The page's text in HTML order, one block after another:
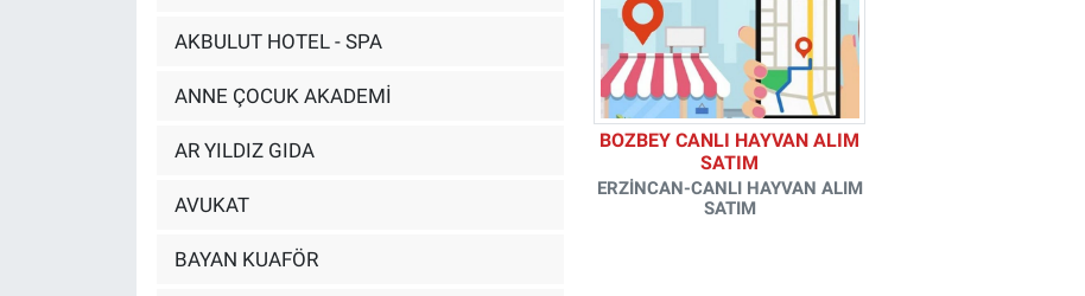
AKBULUT HOTEL - SPA
ANNE ÇOCUK AKADEMİ
AR YILDIZ GIDA
AVUKAT
BAYAN KUAFÖR
BOZBEY CANLI HAYVAN ALIM
SATIM
ERZİNCAN-CANLI HAYVAN ALIM
SATIM
RESMİ İLAN